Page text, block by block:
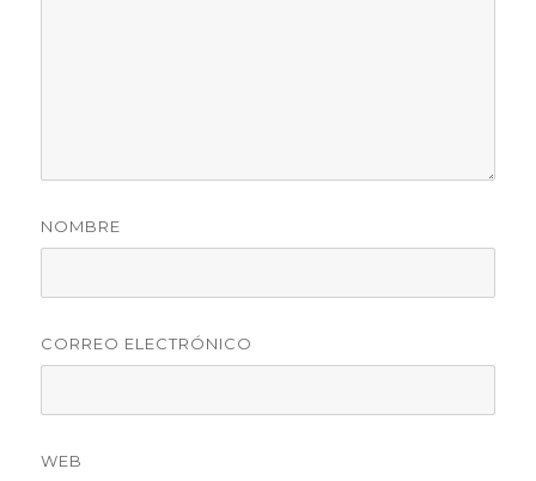
NOMBRE
CORREO ELECTRÓNICO
WEB